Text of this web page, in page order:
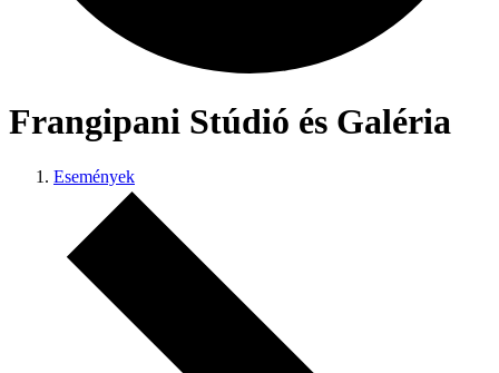
Frangipani Stúdió és Galéria
Események